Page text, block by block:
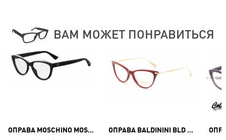
ВАМ МОЖЕТ ПОНРАВИТЬСЯ
ОПРАВА MOSCHINO MOS 529 807 ОПРАВА BALDININI BLD 1775 103 GOLD